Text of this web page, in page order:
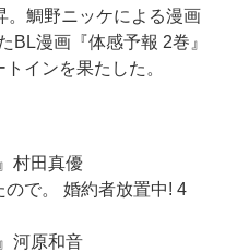
。鯛野ニッケによる漫画
BL漫画『体感予報 2巻』
インを果たした。
村田真優
で。 婚約者放置中! 4
河原和音